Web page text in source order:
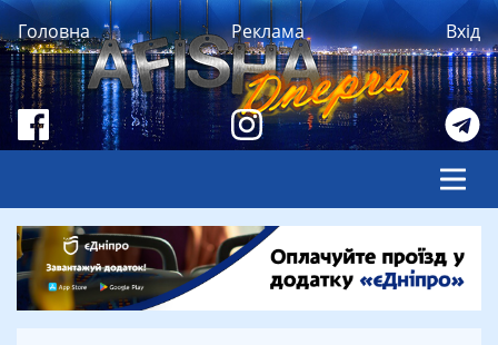
Головна Реклама Вхід